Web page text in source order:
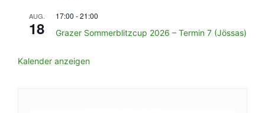
AUG.
18
17:00 -21:00
Grazer Sommerblitzcup 2026 – Termin 7 (Jössas)
Kalender anzeigen